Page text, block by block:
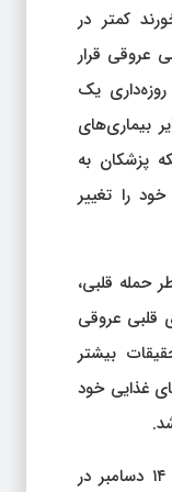
کمتر در
عروقی قرار
روزه‌داری یک
بیماری‌های
پزشکان به
را تغییر
حمله قلبی،
قلبی عروقی
بیشتر
غذایی خود
علاوه بر این، مطالعه جدیدی که در ۱۴ دسامبر در